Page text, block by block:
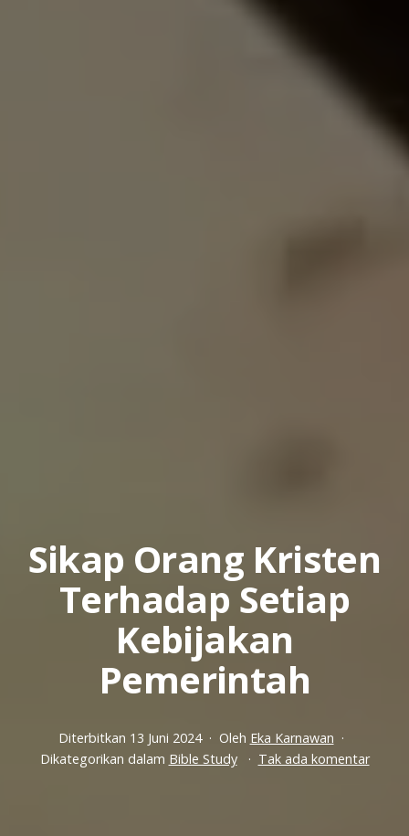
Sikap Orang Kristen
Terhadap Setiap
Kebijakan
Pemerintah
Diterbitkan 13 Juni 2024 Oleh Eka Karnawan
Dikategorikan dalam Bible Study Tak ada komentarpada